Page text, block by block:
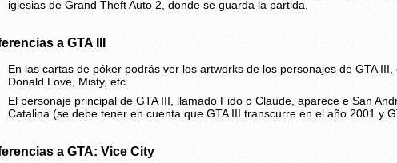
iglesias de Grand Theft Auto 2, donde se guarda la partida.
a GTA III
En las cartas de póker podrás ver los artworks de los personajes de GTA III,
Donald Love, Misty, etc.
El personaje principal de GTA III, llamado Fido o Claude, aparece e San
Catalina (se debe tener en cuenta que GTA III transcurre en el año 2001 y
a GTA: Vice City